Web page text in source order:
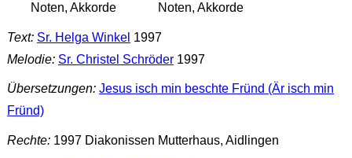
Noten, Akkorde
Noten, Akkorde
Text: Sr. Helga Winkel 1997
Melodie: Sr. Christel Schröder1997
Übersetzungen: Jesus isch min beschte Fründ (Är isch min
Fründ)
Rechte:1997 Diakonissen Mutterhaus, Aidlingen